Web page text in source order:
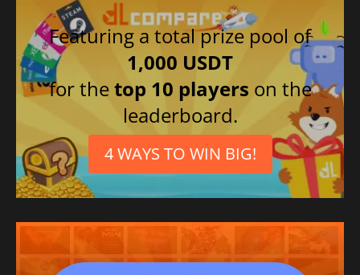
Featuring a total prize pool of
1,000 USDT
for thetop 10 players on the
leaderboard.
4 WAYS TO WIN BIG!